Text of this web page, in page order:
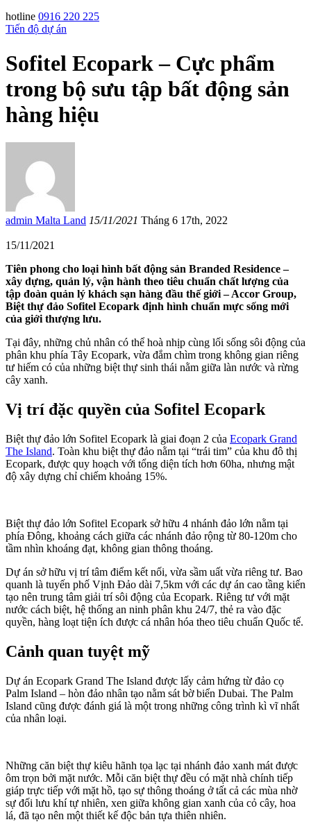
hotline 0916 220 225
Tiến độ dự án
Sofitel Ecopark – Cực phẩm
trong bộ sưu tập bất động sản
hàng hiệu
admin Malta Land 15/11/2021 Tháng 6 17th, 2022
15/11/2021
Tiên phong cho loại hình bất động sản Branded Residence –
xây dựng, quản lý, vận hành theo tiêu chuẩn chất lượng của
tập đoàn quản lý khách sạn hàng đầu thế giới – Accor Group,
Biệt thự đảo Sofitel Ecopark định hình chuẩn mực sống mới
của giới thượng lưu.
Tại đây, những chủ nhân có thể hoà nhịp cùng lối sống sôi động của
phân khu phía Tây Ecopark, vừa đắm chìm trong không gian riêng
tư hiếm có của những biệt thự sinh thái nằm giữa làn nước và rừng
cây xanh.
Vị trí đặc quyền của Sofitel Ecopark
Biệt thự đảo lớn Sofitel Ecopark là giai đoạn 2 của Ecopark Grand
The Island. Toàn khu biệt thự đảo nằm tại “trái tim” của khu đô thị
Ecopark, được quy hoạch với tổng diện tích hơn 60ha, nhưng mật
độ xây dựng chỉ chiếm khoảng 15%.
Biệt thự đảo lớn Sofitel Ecopark sở hữu 4 nhánh đảo lớn nằm tại
phía Đông, khoảng cách giữa các nhánh đảo rộng từ 80-120m cho
tầm nhìn khoáng đạt, không gian thông thoáng.
Dự án sở hữu vị trí tâm điểm kết nối, vừa sầm uất vừa riêng tư. Bao
quanh là tuyến phố Vịnh Đảo dài 7,5km với các dự án cao tầng kiến
tạo nên trung tâm giải trí sôi động của Ecopark. Riêng tư với mặt
nước cách biệt, hệ thống an ninh phân khu 24/7, thẻ ra vào đặc
quyền, hàng loạt tiện ích được cá nhân hóa theo tiêu chuẩn Quốc tế.
Cảnh quan tuyệt mỹ
Dự án Ecopark Grand The Island được lấy cảm hứng từ đảo cọ
Palm Island – hòn đảo nhân tạo nằm sát bờ biển Dubai. The Palm
Island cũng được đánh giá là một trong những công trình kì vĩ nhất
của nhân loại.
Những căn biệt thự kiêu hãnh tọa lạc tại nhánh đảo xanh mát được
ôm trọn bởi mặt nước. Mỗi căn biệt thự đều có mặt nhà chính tiếp
giáp trực tiếp với mặt hồ, tạo sự thông thoáng ở tất cả các mùa nhờ
sự đối lưu khí tự nhiên, xen giữa không gian xanh của cỏ cây, hoa
lá, đã tạo nên một thiết kế độc bản tựa thiên nhiên.